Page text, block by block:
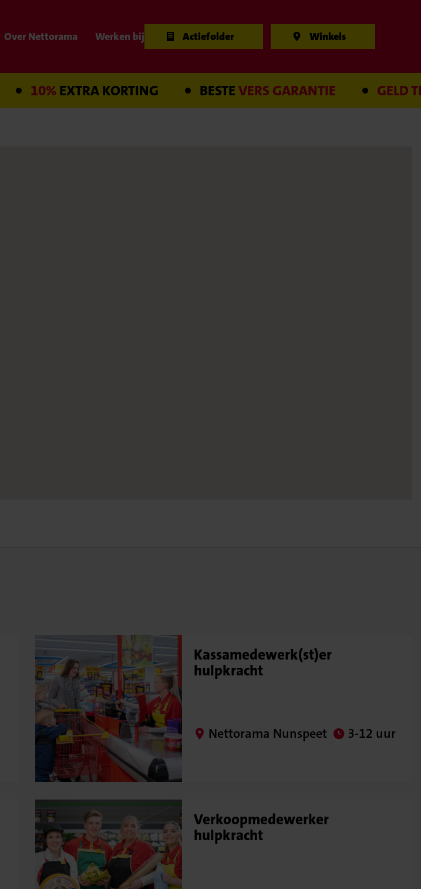
Over Nettorama Werken bij Actiefolder Winkels
10%EXTRA KORTING BESTE VERS GARANTIE GELD TERUG
Kassamedewerk(st)er
hulpkracht
Nettorama Nunspeet 3-12 uur
Verkoopmedewerker
hulpkracht